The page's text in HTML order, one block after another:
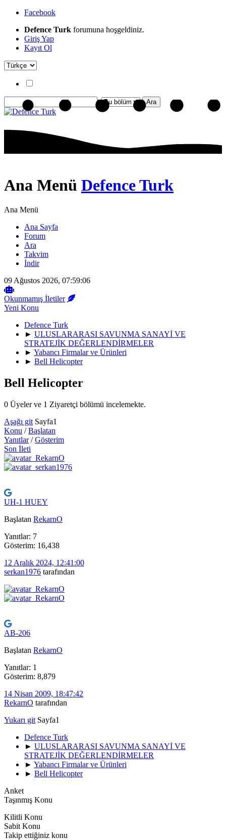
Facebook
Defence Turk forumuna hoşgeldiniz.
Giriş Yap
Kayıt Ol
Ana Menü Defence Turk
Ana Menü
Ana Sayfa
Forum
Ara
Takvim
İndir
09 Ağustos 2026, 07:59:06
Okunmamış İletiler
Yeni Konu
Defence Turk
► ULUSLARARASI SAVUNMA SANAYİ VE
STRATEJİK DEĞERLENDİRMELER
► Yabancı Firmalar ve Ürünleri
► Bell Helicopter
Bell Helicopter
0 Üyeler ve 1 Ziyaretçi bölümü incelemekte.
Aşağı git Sayfa1
Konu /Başlatan
Yanıtlar/Gösterim
Son İleti
UH-1 HUEY
Başlatan RekarnO
Yanıtlar: 7
Gösterim: 16,438
12 Aralık 2024, 12:41:00
serkan1976 tarafından
AB-206
Başlatan RekarnO
Yanıtlar: 1
Gösterim: 8,879
14 Nisan 2009, 18:47:42
RekarnO tarafından
Yukarı git Sayfa1
Defence Turk
► ULUSLARARASI SAVUNMA SANAYİ VE
STRATEJİK DEĞERLENDİRMELER
► Yabancı Firmalar ve Ürünleri
► Bell Helicopter
Anket
Taşınmış Konu
Kilitli Konu
Sabit Konu
Takip ettiğiniz konu